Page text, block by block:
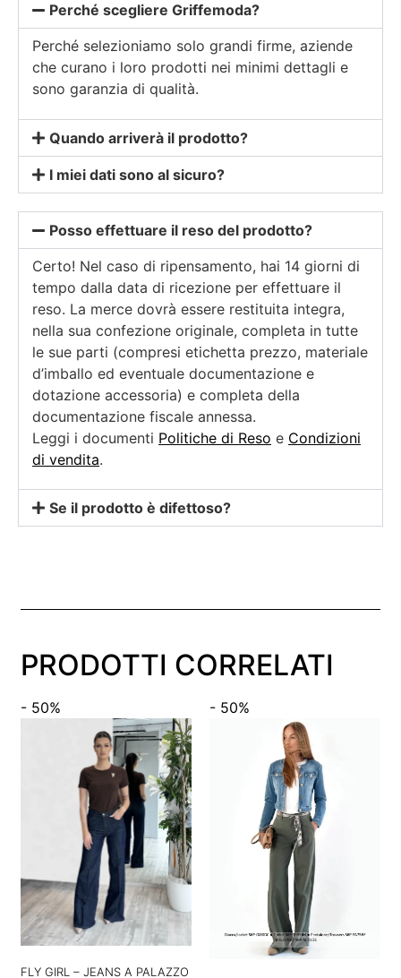
Perché scegliere Griffemoda?
Perché selezioniamo solo grandi firme, aziende
che curano i loro prodotti nei minimi dettagli e
sono garanzia di qualità.
Quando arriverà il prodotto?
I miei dati sono al sicuro?
Posso effettuare il reso del prodotto?
Certo! Nel caso di ripensamento, hai 14 giorni di
tempo dalla data di ricezione per effettuare il
reso. La merce dovrà essere restituita integra,
nella sua confezione originale, completa in tutte
le sue parti (compresi etichetta prezzo, materiale
d’imballo ed eventuale documentazione e
dotazione accessoria) e completa della
documentazione fiscale annessa.
Leggi i documenti Politiche di Reso e Condizioni
di vendita.
Se il prodotto è difettoso?
PRODOTTI CORRELATI
- 50%
FLY GIRL – JEANS A PALAZZO
- 50%